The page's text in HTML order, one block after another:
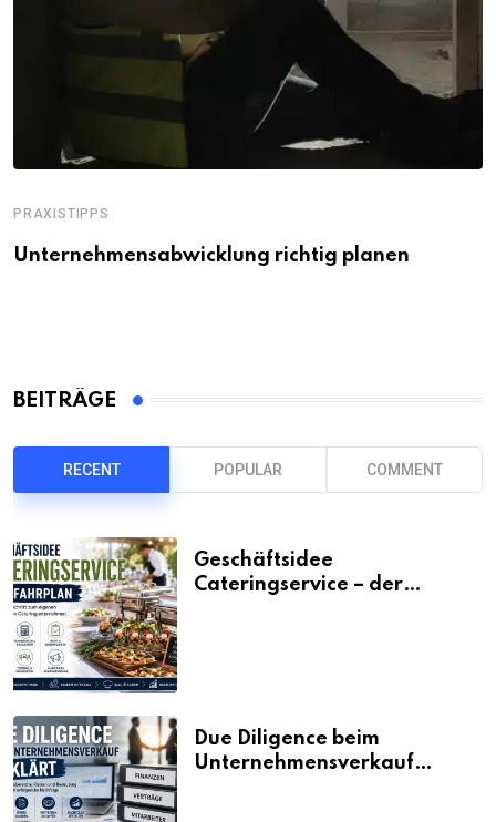
PRAXISTIPPS
Unternehmensabwicklung richtig planen
BEITRÄGE
RECENT POPULAR COMMENT
Geschäftsidee
Cateringservice – der
Due Diligence beim
Unternehmensverkauf